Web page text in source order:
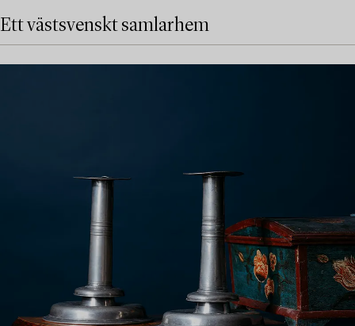
Ett västsvenskt samlarhem